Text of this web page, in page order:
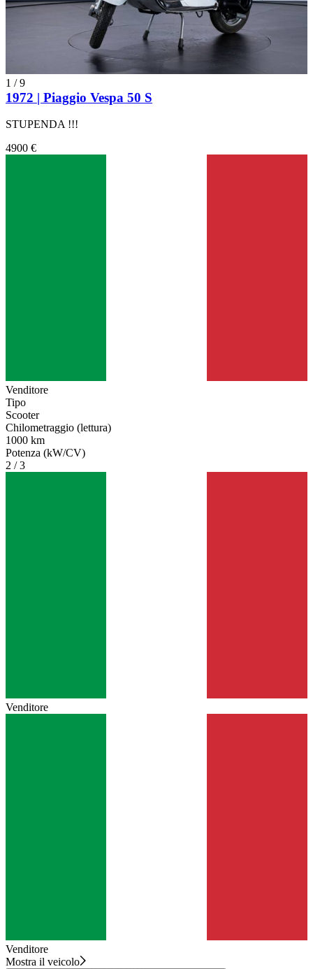
1 /9
1972 | Piaggio Vespa 50 S
STUPENDA !!!
4900 €
Venditore
Tipo
Scooter
Chilometraggio (lettura)
1000 km
Potenza (kW/CV)
2 / 3
Venditore
Venditore
Mostra il veicolo